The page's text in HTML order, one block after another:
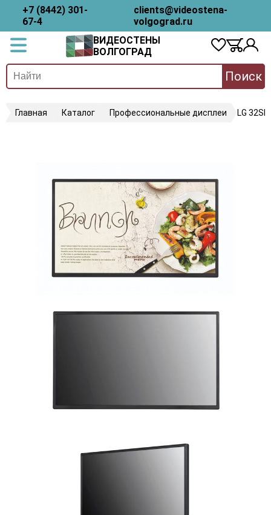
+7 (8442) 301-
67-4
clients@videostena-
volgograd.ru
ВИДЕОСТЕНЫ
ВОЛГОГРАД
Поиск
Главная Каталог Профессиональные дисплеи LG